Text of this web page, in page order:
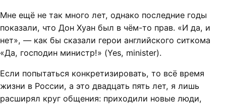
Мне ещё не так много лет, однако последние годы
показали, что Дон Хуан был в чём-то прав. «И да, и
нет», — как бы сказали герои английского ситкома
«Да, господин министр!» (Yes, minister).
Если попытаться конкретизировать, то всё время
жизни в России, а это двадцать пять лет, я лишь
расширял круг общения: приходили новые люди,